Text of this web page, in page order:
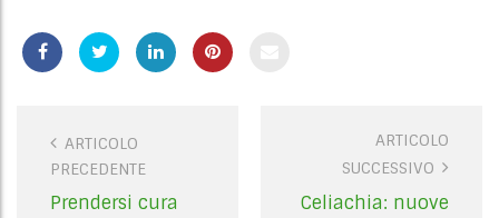
ARTICOLO
PRECEDENTE
Prendersi cura
ARTICOLO
SUCCESSIVO
Celiachia: nuove